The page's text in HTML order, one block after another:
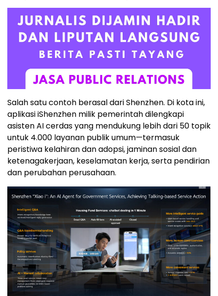
Salah satu contoh berasal dari Shenzhen. Di kota ini,
aplikasi iShenzhen milik pemerintah dilengkapi
asisten AI cerdas yang mendukung lebih dari 50 topik
untuk 4.000 layanan publik umum—termasuk
peristiwa kelahiran dan adopsi, jaminan sosial dan
ketenagakerjaan, keselamatan kerja, serta pendirian
dan perubahan perusahaan.